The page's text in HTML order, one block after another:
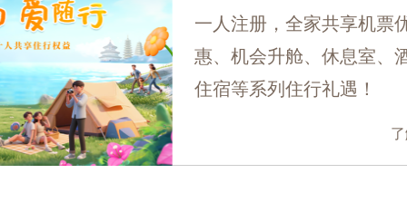
一人注册，全家共享机票
惠、机会升舱、休息室、
住宿等系列住行礼遇！